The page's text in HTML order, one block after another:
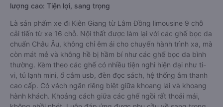
lượng cao: Tiện lợi, sang trọng
Là sản phẩm xe đi Kiên Giang từ Lâm Đồng limousine 9 chỗ
cải tiến từ xe 16 chỗ. Nội thất được làm lại với các ghế bọc da
chuẩn Châu Âu, không chỉ êm ái cho chuyến hành trình xa, mà
còn mát mẻ và không hề bị hầm bí như các ghế bọc da bình
thường. Kèm theo các ghế có nhiều tiện nghi hiện đại như ti-
vi, tủ lạnh mini, ổ cắm usb, đèn đọc sách, hệ thống âm thanh
cao cấp. Có vách ngăn riêng biệt giữa khoang lái và khoang
hành khách. Khoảng cách giữa các ghế ngồi rất thoải mái,